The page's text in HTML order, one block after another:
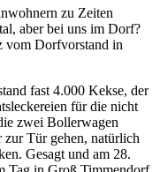
zu Zeiten
aber bei uns im Dorf?
vom Dorfvorstand in
fast 4.000 Kekse, der
für die nicht
zwei Bollerwagen
Tür gehen, natürlich
Gesagt und am 28.